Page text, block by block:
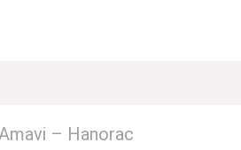
– Hanorac